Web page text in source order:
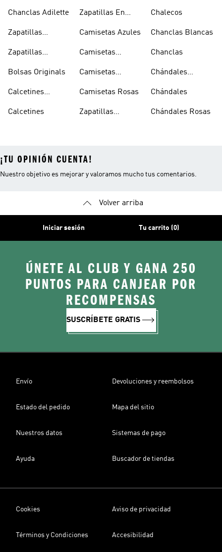
Chanclas Adilette
Zapatillas
Zapatillas
Blancas
Bolsas Originals
Calcetines
Blancos
Calcetines
Zapatillas En
Camisetas Azules
Camisetas
Camisetas
Camisetas Rosas
Zapatillas
Chalecos
Chanclas Blancas
Chanclas
Chándales
Chándales
Chándales Rosas
¡TU OPINIÓN CUENTA!
Nuestro objetivo es mejorar y valoramos mucho tus comentarios.
Volver arriba
Iniciar sesión Tu carrito (0)
ÚNETE AL CLUB Y GANA 250
PUNTOS PARA CANJEAR POR
RECOMPENSAS
SUSCRÍBETE GRATIS
Envío Devoluciones y reembolsos
Estado del pedido Mapa del sitio
Nuestros datos Sistemas de pago
Ayuda Buscador de tiendas
Cookies Aviso de privacidad
Términos y Condiciones Accesibilidad